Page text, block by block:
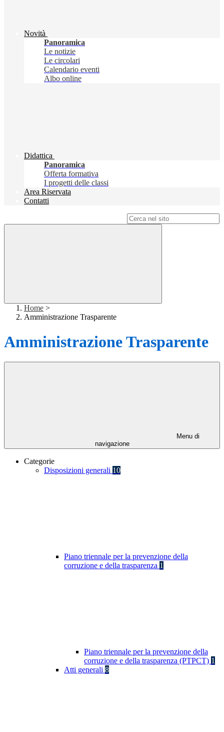
Novità
Panoramica
Le notizie
Le circolari
Calendario eventi
Albo online
Didattica
Panoramica
Offerta formativa
I progetti delle classi
Area Riservata
Contatti
Home >
Amministrazione Trasparente
Amministrazione Trasparente
Menu di
navigazione
Categorie
Disposizioni generali 10
Piano triennale per la prevenzione della
corruzione e della trasparenza 1
Piano triennale per la prevenzione della
corruzione e della trasparenza (PTPCT) 1
Atti generali 8